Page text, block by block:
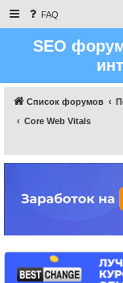
FAQ
SEO
Список форумов
Core Web Vitals